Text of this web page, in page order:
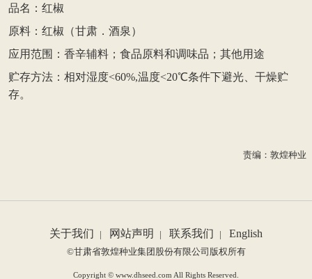
品名：红椒
原料：红椒（甘肃．酒泉）
应用范围：香辛辅料；食品原料和调味品；其他用途
贮存方法：相对湿度<60%,温度<20℃条件下避光、干燥贮
存。
责编：敦煌种业
关于我们 | 网站声明 | 联系我们 | English
©甘肃省敦煌种业集团股份有限公司版权所有
Copyright © www.dhseed.com All Rights Reserved.